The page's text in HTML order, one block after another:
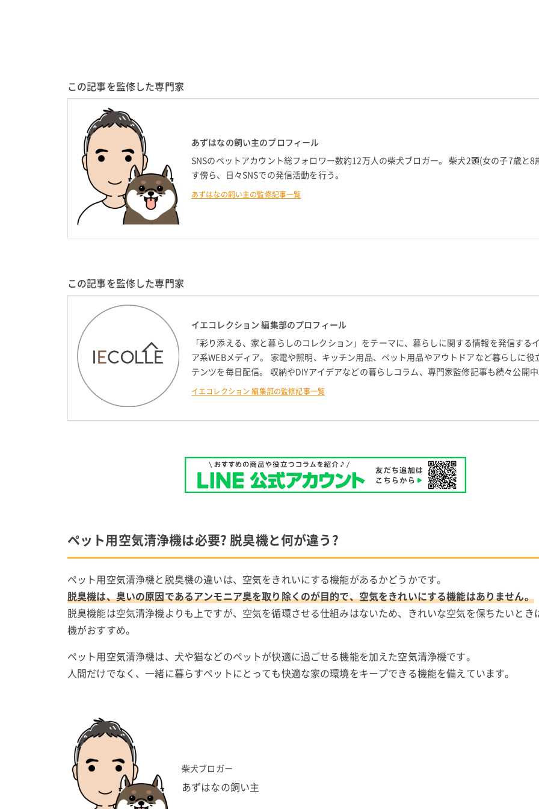
この記事を監修した専門家
あずはなの飼い主のプロフィール
SNSのペットアカウント総フォロワー数約12万人の柴犬ブロガー。 柴犬2頭(女の子7歳と8
す傍ら、日々SNSでの発信活動を行う。
あずはなの飼い主の監修記事一覧
この記事を監修した専門家
イエコレクション 編集部のプロフィール
「彩り添える、家と暮らしのコレクション」をテーマに、暮らしに関する情報を発信する
ア系WEBメディア。 家電や照明、キッチン用品、ペット用品やアウトドアなど暮らしに役
テンツを毎日配信。 収納やDIYアイデアなどの暮らしコラム、専門家監修記事も続々公開中
イエコレクション 編集部の監修記事一覧
ペット用空気清浄機は必要? 脱臭機と何が違う?
ペット用空気清浄機と脱臭機の違いは、空気をきれいにする機能があるかどうかです。
脱臭機は、臭いの原因であるアンモニア臭を取り除くのが目的で、空気をきれいにする機能はありません。
脱臭機能は空気清浄機よりも上ですが、空気を循環させる仕組みはないため、きれいな空気を保ちたいとき
機がおすすめ。
ペット用空気清浄機は、犬や猫などのペットが快適に過ごせる機能を加えた空気清浄機です。
人間だけでなく、一緒に暮らすペットにとっても快適な家の環境をキープできる機能を備えています。
柴犬ブロガー
あずはなの飼い主